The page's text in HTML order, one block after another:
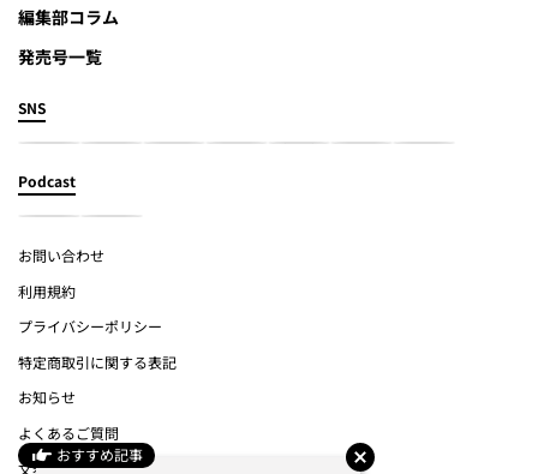
おすすめ記事
編集部コラム
発売号一覧
SNS
Podcast
お問い合わせ
利用規約
プライバシーポリシー
特定商取引に関する表記
お知らせ
よくあるご質問
文春オンライン